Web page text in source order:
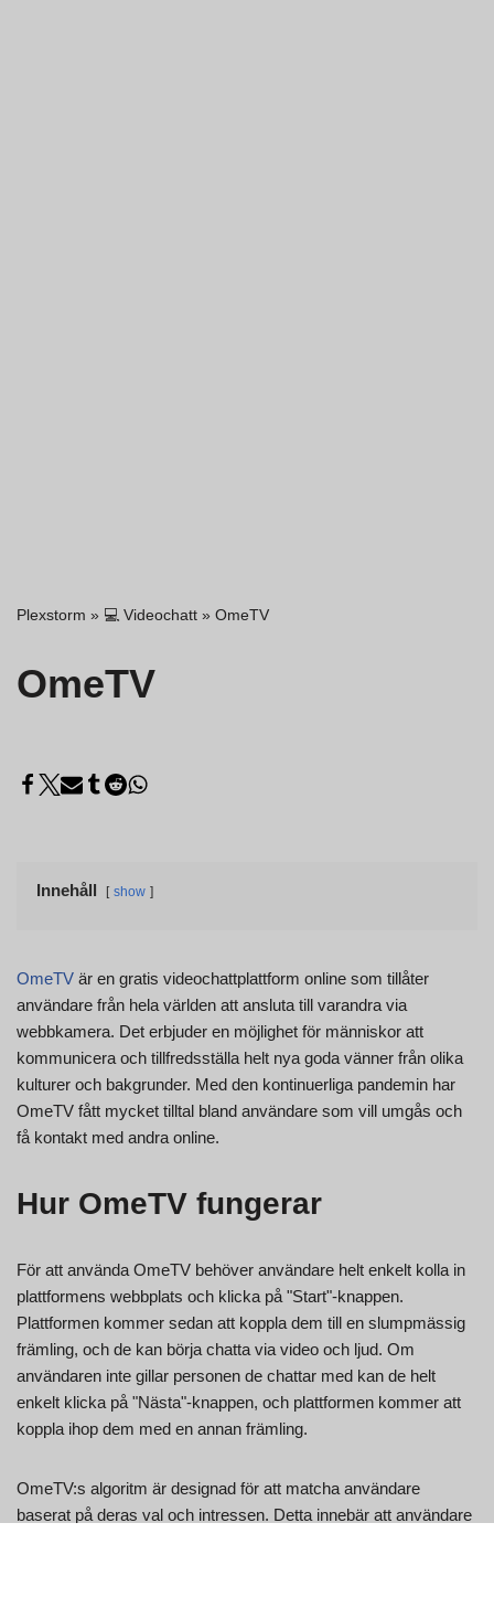
Plexstorm » 💻 Videochatt » OmeTV
OmeTV
Innehåll show
OmeTV är en gratis videochattplattform online som tillåter
användare från hela världen att ansluta till varandra via
webbkamera. Det erbjuder en möjlighet för människor att
kommunicera och tillfredsställa helt nya goda vänner från olika
kulturer och bakgrunder. Med den kontinuerliga pandemin har
OmeTV fått mycket tilltal bland användare som vill umgås och
få kontakt med andra online.
Hur OmeTV fungerar
För att använda OmeTV behöver användare helt enkelt kolla in
plattformens webbplats och klicka på "Start"-knappen.
Plattformen kommer sedan att koppla dem till en slumpmässig
främling, och de kan börja chatta via video och ljud. Om
användaren inte gillar personen de chattar med kan de helt
enkelt klicka på "Nästa"-knappen, och plattformen kommer att
koppla ihop dem med en annan främling.
OmeTV:s algoritm är designad för att matcha användare
baserat på deras val och intressen. Detta innebär att användare